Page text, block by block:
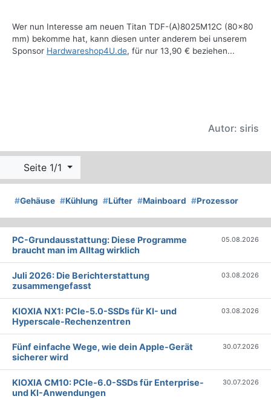
Wer nun Interesse am neuen Titan TDF-(A)8025M12C (80x80
mm) bekomme hat, kann diesen unter anderem bei unserem
Sponsor Hardwareshop4U.de, für nur 13,90 € beziehen...
Autor: siris
Seite 1/1
#Gehäuse #Kühlung #Lüfter #Mainboard #Prozessor
PC-Grundausstattung: Diese Programme
braucht man im Alltag wirklich
05.08.2026
Juli 2026: Die Bericht­erstattung
zusammengefasst
03.08.2026
KIOXIA NX1: PCIe-5.0-SSDs für KI- und
Hyperscale-Rechenzentren
03.08.2026
Fünf einfache Wege, wie dein Apple-Gerät
sicherer wird
30.07.2026
KIOXIA CM10: PCIe-6.0-SSDs für Enterprise-
und KI-Anwendungen
30.07.2026